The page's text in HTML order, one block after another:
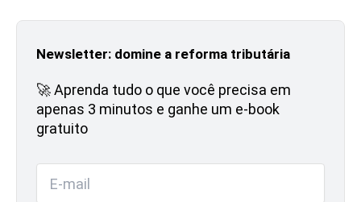
Newsletter: domine a reforma tributária
🚀 Aprenda tudo o que você precisa em
apenas 3 minutos e ganhe um e-book
gratuito